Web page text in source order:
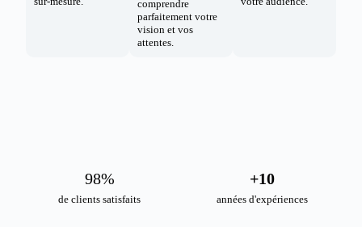
comprendre
parfaitement votre
vision et vos
attentes.
de clients satisfaits
98%
années d'expériences
+10